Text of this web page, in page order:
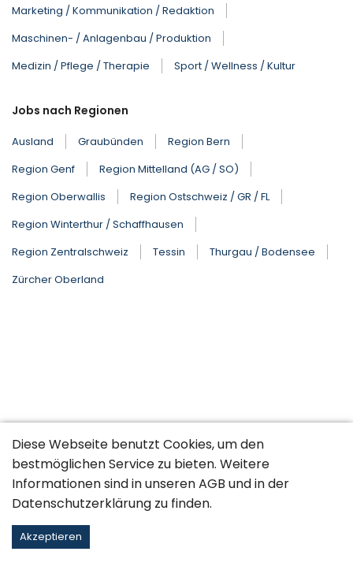
Marketing / Kommunikation / Redaktion
Maschinen- / Anlagenbau / Produktion
Medizin / Pflege / Therapie
Sport / Wellness / Kultur
Jobs nach Regionen
Ausland Graubünden
Region Bern
Region Genf
Region Mittelland (AG / SO)
Region Oberwallis
Region Ostschweiz / GR / FL
Region Winterthur / Schaffhausen
Region Zentralschweiz
Tessin
Thurgau / Bodensee
Zürcher Oberland
Diese Webseite benutzt Cookies, um den
bestmöglichen Service zu bieten. Weitere
Informationen sind in unserenAGB und in der
Datenschutzerklärung zu finden.
Akzeptieren